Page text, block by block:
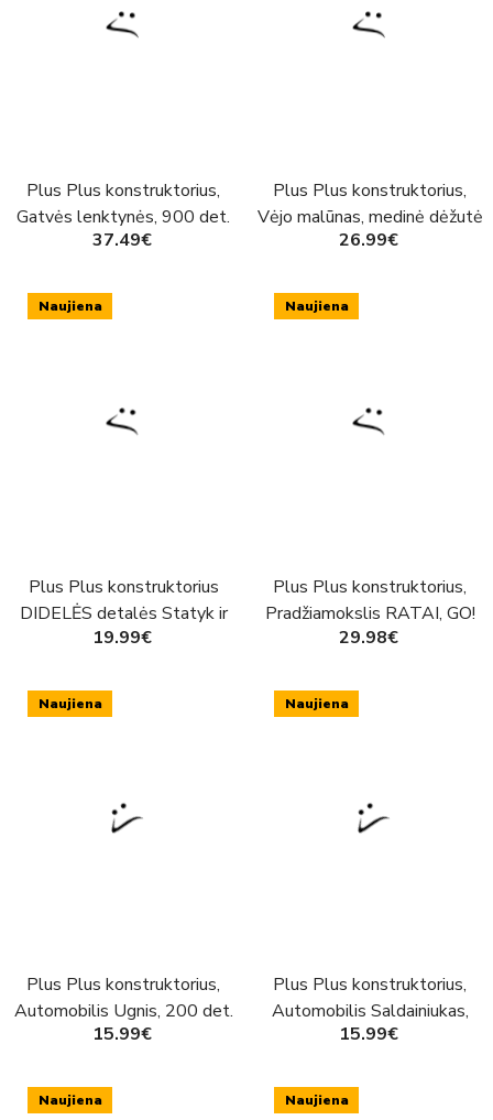
Plus Plus konstruktorius,
Gatvės lenktynės, 900 det.
37.49€
Plus Plus konstruktorius,
Vėjo malūnas, medinė dėžutė
26.99€
Naujiena
Plus Plus konstruktorius
DIDELĖS detalės Statyk ir
važiuok 29
19.99€
Naujiena
Plus Plus konstruktorius,
Pradžiamokslis RATAI, GO!
500 det.
29.98€
Naujiena
Plus Plus konstruktorius,
Automobilis Ugnis, 200 det.
15.99€
Naujiena
Plus Plus konstruktorius,
Automobilis Saldainiukas,
200 det.
15.99€
Naujiena Naujiena